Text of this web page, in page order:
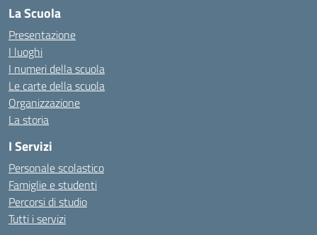
La Scuola
Presentazione
I luoghi
I numeri della scuola
Le carte della scuola
Organizzazione
La storia
I Servizi
Personale scolastico
Famiglie e studenti
Percorsi di studio
Tutti i servizi